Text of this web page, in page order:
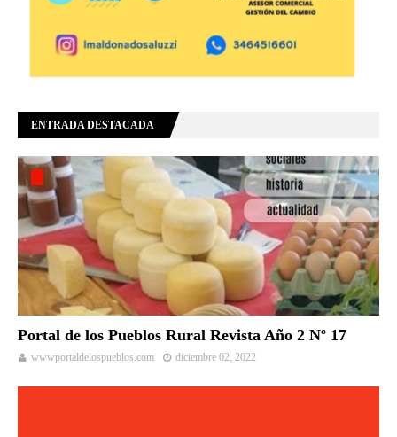
ENTRADA DESTACADA
Portal de los Pueblos Rural Revista Año 2 Nº 17
wwwportaldelospueblos.com diciembre 02, 2022